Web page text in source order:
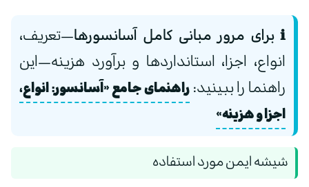
ℹ️ برای مرور مبانی کامل آسانسورها
—تعریف،
انواع، اجزا، استانداردها و برآورد هزینه—این
راهنما را ببینید:راهنمای جامع «آسانسور: انواع،
اجزا و هزینه»
شیشه ایمن مورد استفاده